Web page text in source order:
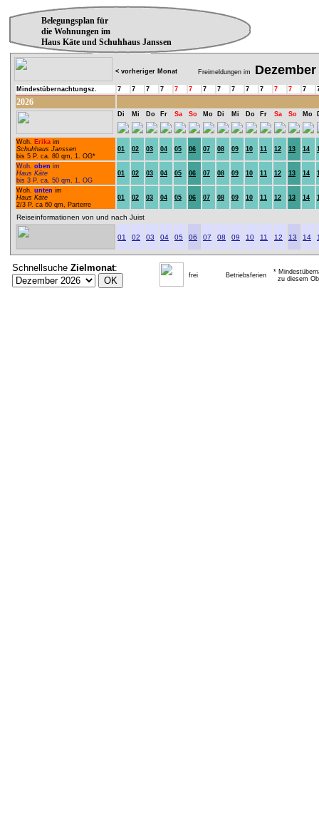
Belegungsplan für
die Wohnungen im
Haus Käte und Schuhhaus Janssen
< vorheriger Monat Freimeldungen im Dezember
Mindestübernachtungsz. 7 7 7 7 7 7 7 7 7 7 7 7 7 7
2026
Di Mi Do Fr Sa So Mo Di Mi Do Fr Sa So Mo
Woh. Erika im
Schuhhaus Janssen
bis 5 P. ca. 80 qm, 1. OG*
01 02 03 04 05 06 07 08 09 10 11 12 13 14
Woh. oben im
Haus Käte
bis 3 P. ca. 50 qm, 1. OG
01 02 03 04 05 06 07 08 09 10 11 12 13 14
Woh. unten im
Haus Käte
2/3 P. ca 60 qm, Parterre
01 02 03 04 05 06 07 08 09 10 11 12 13 14
Reiseinformationen von und nach Juist
01 02 03 04 05 06 07 08 09 10 11 12 13 14
Schnellsuche Zielmonat:
frei Betriebsferien
*
zu diesem